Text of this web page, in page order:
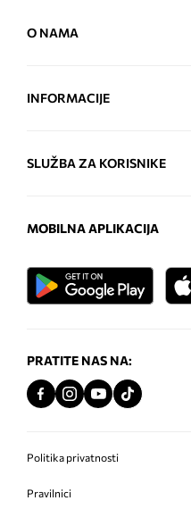
O NAMA
INFORMACIJE
SLUŽBA ZA KORISNIKE
MOBILNA APLIKACIJA
PRATITE NAS NA:
Politika privatnosti
Pravilnici